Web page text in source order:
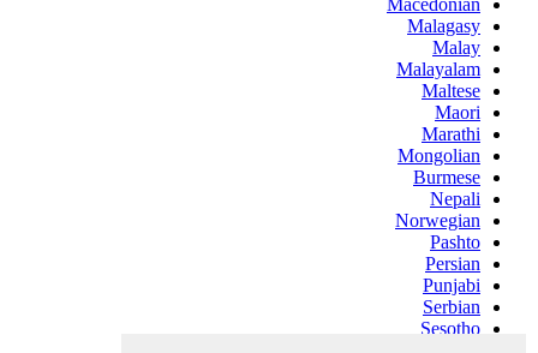
Malagasy
Malay
Malayalam
Maltese
Maori
Marathi
Mongolian
Burmese
Nepali
Norwegian
Pashto
Persian
Punjabi
Serbian
Sesotho